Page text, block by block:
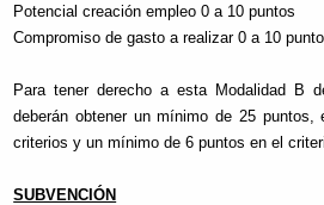
Potencial creación empleo 0 a 10 puntos
Compromiso de gasto a realizar 0 a 10
Para tener derecho a esta Modalidad B
deberán obtener un mínimo de 25
criterios y un mínimo de 6 puntos en el
SUBVENCIÓN